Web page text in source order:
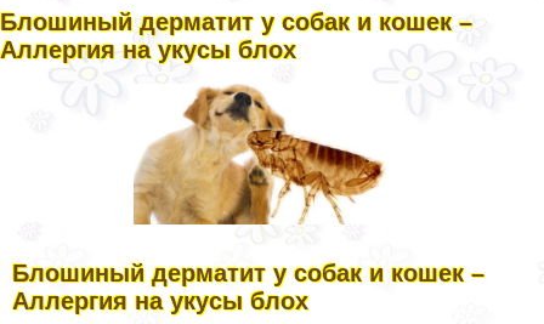
Блошиный дерматит у собак и кошек –
Аллергия на укусы блох
Блошиный дерматит у собак и кошек –
Аллергия на укусы блох